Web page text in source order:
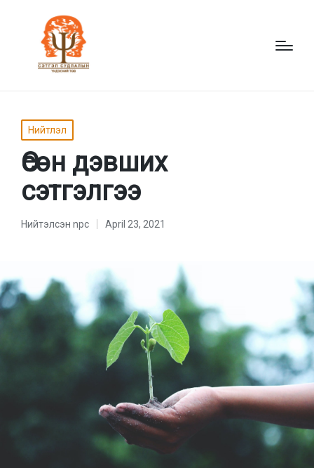
Posted
in
Нийтлэл
Өсөн дэвших
сэтгэлгээ
Нийтэлсэн
Нийтэлсэн npc April 23, 2021